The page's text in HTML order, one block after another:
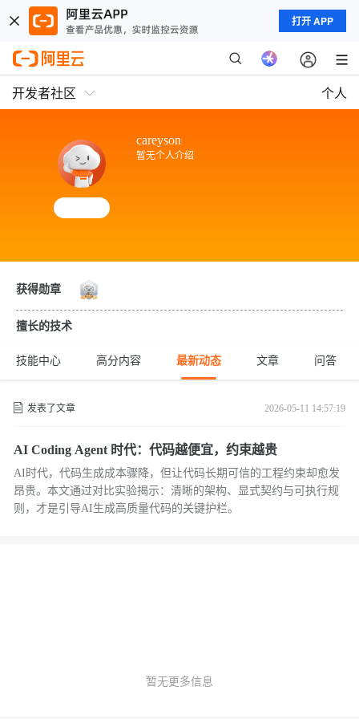
打开 APP
开发者社区 个人
careyson
暂无个人介绍
获得勋章
擅长的技术
技能中心 高分内容 最新动态 文章 问答
发表了文章 2026-05-11 14:57:19
AI Coding Agent 时代：代码越便宜，约束越贵
AI时代，代码生成成本骤降，但让代码长期可信的工程约束却愈发
昂贵。本文通过对比实验揭示：清晰的架构、显式契约与可执行规
则，才是引导AI生成高质量代码的关键护栏。
暂无更多信息